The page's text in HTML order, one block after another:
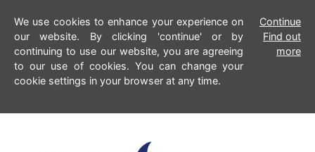
We use cookies to enhance your experience on
our website. By clicking 'continue' or by
continuing to use our website, you are agreeing
to our use of cookies. You can change your
cookie settings in your browser at any time.
Continue
Find out
more